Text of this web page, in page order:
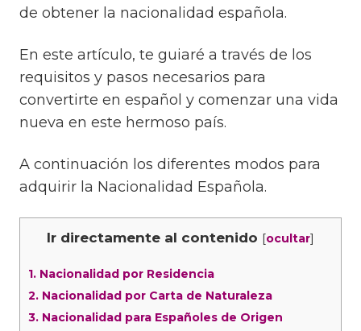
de obtener la nacionalidad española.
En este artículo, te guiaré a través de los
requisitos y pasos necesarios para
convertirte en español y comenzar una vida
nueva en este hermoso país.
A continuación los diferentes modos para
adquirir la Nacionalidad Española.
Ir directamente al contenido [ocultar]
1. Nacionalidad por Residencia
2. Nacionalidad por Carta de Naturaleza
3. Nacionalidad para Españoles de Origen